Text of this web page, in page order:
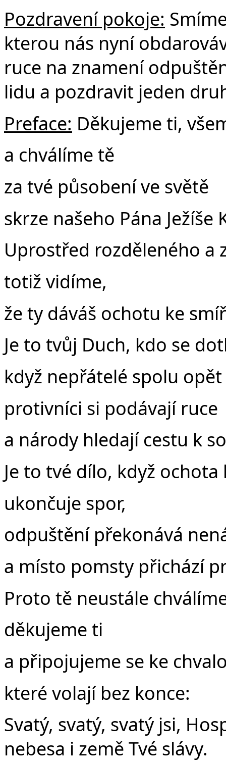
Pozdravení pokoje:
kterou nás nyní
ruce na znamení
lidu a pozdravit jeden
Preface: Děkujeme ti,
a chválíme tě
za tvé působení ve světě
skrze našeho Pána Ježíše
Uprostřed rozděleného a
totiž vidíme,
že ty dáváš ochotu ke
Je to tvůj Duch, kdo se
když nepřátelé spolu
protivníci si podávají ruce
a národy hledají cestu k
Je to tvé dílo, když
ukončuje spor,
odpuštění překonává
a místo pomsty přichází
Proto tě neustále
děkujeme ti
a připojujeme se ke
které volají bez konce:
Svatý, svatý, svatý jsi,
nebesa i země Tvé slávy.